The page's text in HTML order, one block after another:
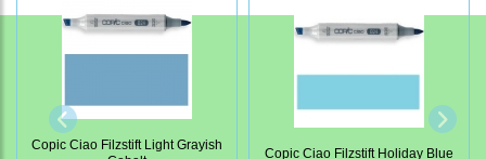
Copic Ciao Filzstift Light Grayish
Copic Ciao Filzstift Holiday Blue